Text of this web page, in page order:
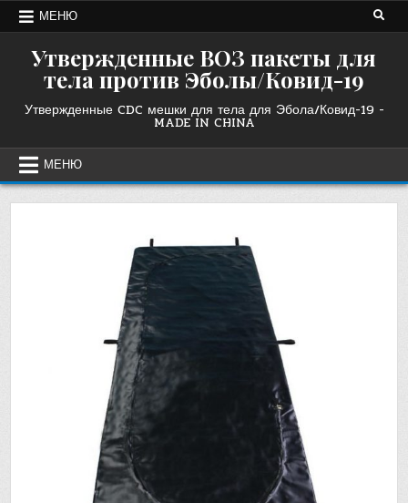
ПерейтиМЕНЮ
Утвержденные ВОЗ пакеты для
тела против Эболы/Ковид-19
Утвержденные CDC мешки для тела для Эбола/Ковид-19 -
MADE IN CHINA
МЕНЮ